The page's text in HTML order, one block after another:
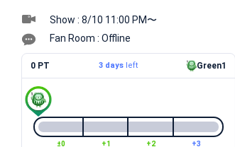
Show : 8/10 11:00 PM〜
Fan Room : Offline
0 PT 3 daysleft Green1
±0 +1 +2 +3